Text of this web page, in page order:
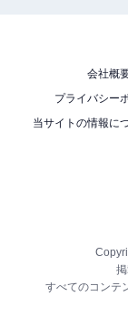
会社概
プライバシー
当サイトの情報に
すべてのコンテ